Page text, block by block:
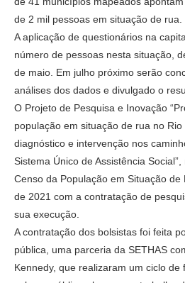
de 2 mil pessoas em situação de rua.
A aplicação de questionários na
número de pessoas nesta situação,
de maio. Em julho próximo serão
análises dos dados e divulgado o
O Projeto de Pesquisa e Inovação
população em situação de rua no
diagnóstico e intervenção nos
Sistema Único de Assistência
Censo da População em Situação
de 2021 com a contratação de
sua execução.
A contratação dos bolsistas foi feita
pública, uma parceria da SETHAS
Kennedy, que realizaram um ciclo